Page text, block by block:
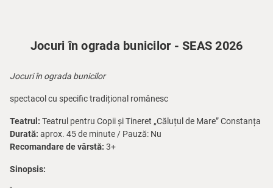
Jocuri în ograda bunicilor - SEAS 2026
Jocuri în ograda bunicilor
spectacol cu specific tradițional românesc
Teatrul: Teatrul pentru Copii și Tineret „Căluțul de Mare” Constanța
Durată: aprox. 45 de minute / Pauză: Nu
Recomandare de vârstă: 3+
Sinopsis: